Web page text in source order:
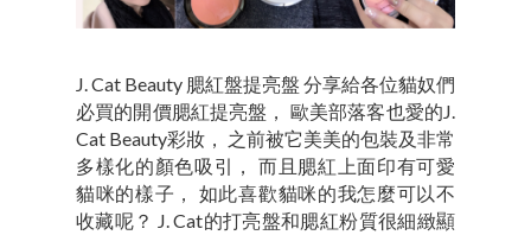
J. Cat Beauty 腮紅盤提亮盤 分享給各位貓奴們
必買的開價腮紅提亮盤， 歐美部落客也愛的J.
Cat Beauty彩妝， 之前被它美美的包裝及非常
多樣化的顏色吸引， 而且腮紅上面印有可愛
貓咪的樣子， 如此喜歡貓咪的我怎麼可以不
收藏呢？ J. Cat的打亮盤和腮紅粉質很細緻顯